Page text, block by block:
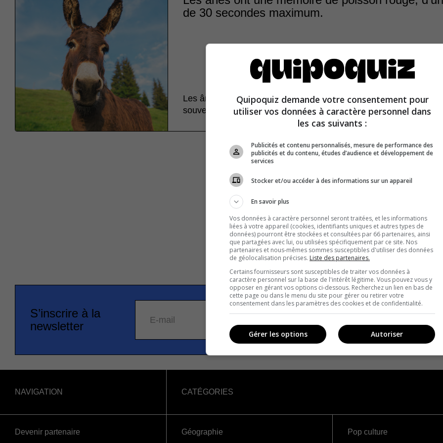
de 30 secondes maximum.
Les ânes sont réputés pour leur mémoire exceptionnelle. Ils
souvenir de chemins qu’ils ont empruntés des années auparavant.
S’inscrire à la
newsletter
E-mail
NAVIGATION
Devenir partenaire
CATÉGORIES
Géographie
Pop culture
Quipoquiz demande votre consentement pour
utiliser vos données à caractère personnel dans
les cas suivants :
Publicités et contenu personnalisés, mesure de performance des
publicités et du contenu, études d’audience et développement de
services
Stocker et/ou accéder à des informations sur un appareil
En savoir plus
Vos données à caractère personnel seront traitées, et les informations
liées à votre appareil (cookies, identifiants uniques et autres types de
données) pourront être stockées et consultées par 66 partenaires, ainsi
que partagées avec lui, ou utilisées spécifiquement par ce site. Nos
partenaires et nous-mêmes sommes susceptibles d'utiliser des données
de géolocalisation précises. Liste des partenaires.
Certains fournisseurs sont susceptibles de traiter vos données à
caractère personnel sur la base de l'intérêt légitime. Vous pouvez vous y
opposer en gérant vos options ci-dessous. Recherchez un lien en bas de
cette page ou dans le menu du site pour gérer ou retirer votre
consentement dans les paramètres des cookies et de confidentialité.
Autoriser
Gérer les options